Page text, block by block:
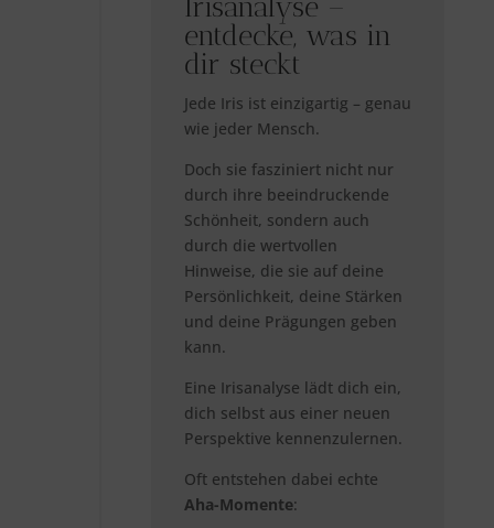
Irisanalyse –
entdecke, was in
dir steckt
Jede Iris ist einzigartig – genau
wie jeder Mensch.
Doch sie fasziniert nicht nur
durch ihre beeindruckende
Schönheit, sondern auch
durch die wertvollen
Hinweise, die sie auf deine
Persönlichkeit, deine Stärken
und deine Prägungen geben
kann.
Eine Irisanalyse lädt dich ein,
dich selbst aus einer neuen
Perspektive kennenzulernen.
Oft entstehen dabei echte
Aha-Momente: